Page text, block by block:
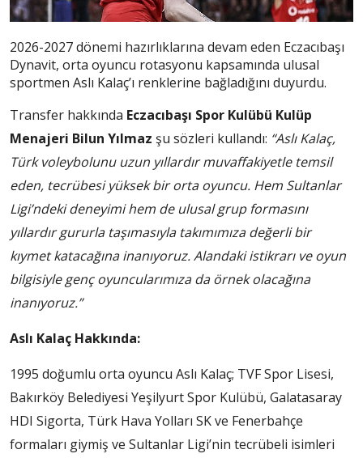
2026-2027 dönemi hazırlıklarına devam eden Eczacıbaşı
Dynavit, orta oyuncu rotasyonu kapsamında ulusal
sportmen Aslı Kalaç’ı renklerine bağladığını duyurdu.
Transfer hakkında Eczacıbaşı Spor Kulübü Kulüp
Menajeri Bilun Yılmaz şu sözleri kullandı: “Aslı Kalaç,
Türk voleybolunu uzun yıllardır muvaffakiyetle temsil
eden, tecrübesi yüksek bir orta oyuncu. Hem Sultanlar
Ligi’ndeki deneyimi hem de ulusal grup formasını
yıllardır gururla taşımasıyla takımımıza değerli bir
kıymet katacağına inanıyoruz. Alandaki istikrarı ve oyun
bilgisiyle genç oyuncularımıza da örnek olacağına
inanıyoruz.”
Aslı Kalaç Hakkında:
1995 doğumlu orta oyuncu Aslı Kalaç; TVF Spor Lisesi,
Bakırköy Belediyesi Yeşilyurt Spor Kulübü, Galatasaray
HDI Sigorta, Türk Hava Yolları SK ve Fenerbahçe
formaları giymiş ve Sultanlar Ligi’nin tecrübeli isimleri